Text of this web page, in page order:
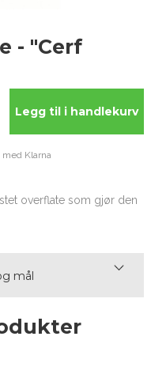
- "Cerf
Klarna
overflate som gjør den
mål